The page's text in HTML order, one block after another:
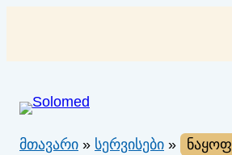
მთავარი » სერვისები »